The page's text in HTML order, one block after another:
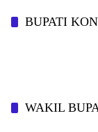
BUPATI
WAKIL